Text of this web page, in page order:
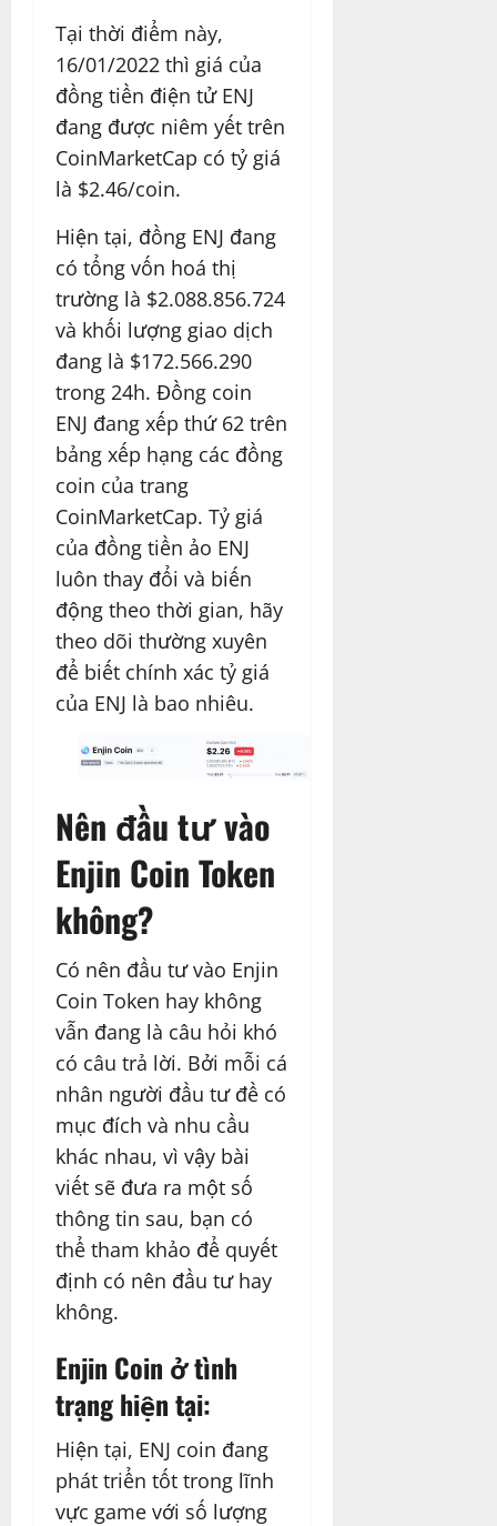
Tại thời điểm này,
16/01/2022 thì giá của
đồng tiền điện tử ENJ
đang được niêm yết trên
CoinMarketCap có tỷ giá
là $2.46/coin.
Hiện tại, đồng ENJ đang
có tổng vốn hoá thị
trường là $2.088.856.724
và khối lượng giao dịch
đang là $172.566.290
trong 24h. Đồng coin
ENJ đang xếp thứ 62 trên
bảng xếp hạng các đồng
coin của trang
CoinMarketCap. Tỷ giá
của đồng tiền ảo ENJ
luôn thay đổi và biến
động theo thời gian, hãy
theo dõi thường xuyên
để biết chính xác tỷ giá
của ENJ là bao nhiêu.
Nên đầu tư vào
Enjin Coin Token
không?
Có nên đầu tư vào Enjin
Coin Token hay không
vẫn đang là câu hỏi khó
có câu trả lời. Bởi mỗi cá
nhân người đầu tư đề có
mục đích và nhu cầu
khác nhau, vì vậy bài
viết sẽ đưa ra một số
thông tin sau, bạn có
thể tham khảo để quyết
định có nên đầu tư hay
không.
Enjin Coin ở tình
trạng hiện tại:
Hiện tại, ENJ coin đang
phát triển tốt trong lĩnh
vực game với số lượng